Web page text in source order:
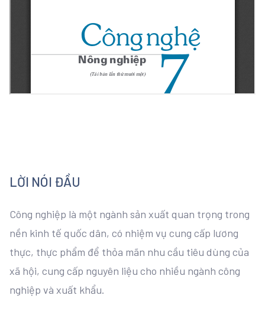
LỜI NÓI ĐẦU
Công nghiệp là một ngành sản xuất quan trọng trong
nền kinh tế quốc dân, có nhiệm vụ cung cấp lương
thực, thực phẩm để thỏa mãn nhu cầu tiêu dùng của
xã hội, cung cấp nguyên liệu cho nhiều ngành công
nghiệp và xuất khẩu.